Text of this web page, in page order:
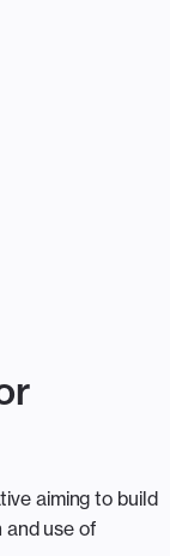
aiming to build
use of